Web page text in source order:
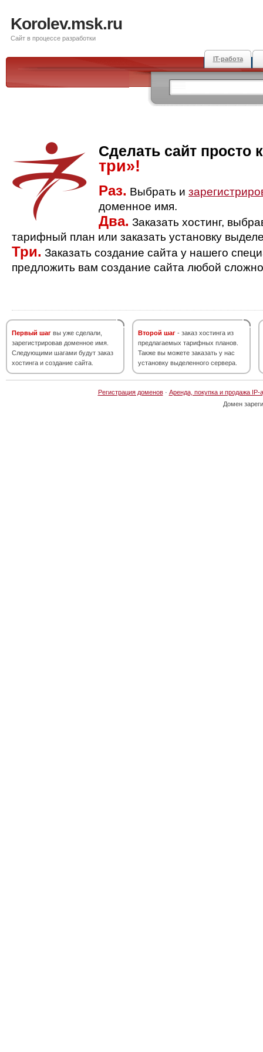
Korolev.msk.ru
Сайт в процессе разработки
IT-работа
Сделать сайт просто
три»!
Раз. Выбрать и
доменное имя.
Два. Заказать хостинг,
тарифный план или заказать установку
Три. Заказать создание сайта у нашего
предложить вам создание сайта любой
Первый шаг вы уже сделали,
зарегистрировав доменное имя.
Следующими шагами будут заказ
хостинга и создание сайта.
Второй шаг - заказ хостинга из
предлагаемых тарифных планов.
Также вы можете заказать у нас
установку выделенного сервера.
Регистрация доменов· Аренда, покупка и продажа IP-
Домен